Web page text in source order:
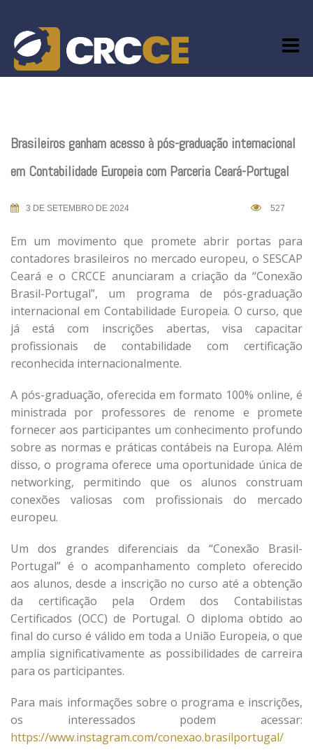
content
Brasileiros ganham acesso à pós-graduação internacional
em Contabilidade Europeia com Parceria Ceará-Portugal
3 DE SETEMBRO DE 2024 527
Em um movimento que promete abrir portas para
contadores brasileiros no mercado europeu, o SESCAP
Ceará e o CRCCE anunciaram a criação da “Conexão
Brasil-Portugal”, um programa de pós-graduação
internacional em Contabilidade Europeia. O curso, que
já está com inscrições abertas, visa capacitar
profissionais de contabilidade com certificação
reconhecida internacionalmente.
A pós-graduação, oferecida em formato 100% online, é
ministrada por professores de renome e promete
fornecer aos participantes um conhecimento profundo
sobre as normas e práticas contábeis na Europa. Além
disso, o programa oferece uma oportunidade única de
networking, permitindo que os alunos construam
conexões valiosas com profissionais do mercado
europeu.
Um dos grandes diferenciais da “Conexão Brasil-
Portugal” é o acompanhamento completo oferecido
aos alunos, desde a inscrição no curso até a obtenção
da certificação pela Ordem dos Contabilistas
Certificados (OCC) de Portugal. O diploma obtido ao
final do curso é válido em toda a União Europeia, o que
amplia significativamente as possibilidades de carreira
para os participantes.
Para mais informações sobre o programa e inscrições,
os interessados podem acessar:
https://www.instagram.com/conexao.brasilportugal/